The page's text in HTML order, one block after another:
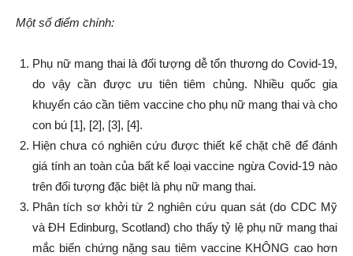
Một số điểm chính:
Phụ nữ mang thai là đối tượng dễ tổn thương do Covid-19,
do vậy cần được ưu tiên tiêm chủng. Nhiều quốc gia
khuyến cáo cần tiêm vaccine cho phụ nữ mang thai và cho
con bú [1], [2], [3], [4].
Hiện chưa có nghiên cứu được thiết kế chặt chẽ để đánh
giá tính an toàn của bất kể loại vaccine ngừa Covid-19 nào
trên đối tượng đặc biệt là phụ nữ mang thai.
Phân tích sơ khởi từ 2 nghiên cứu quan sát (do CDC Mỹ
và ĐH Edinburg, Scotland) cho thấy tỷ lệ phụ nữ mang thai
mắc biến chứng nặng sau tiêm vaccine KHÔNG cao hơn